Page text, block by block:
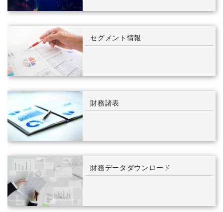
セグメント情報
財務諸表
財務データダウンロード